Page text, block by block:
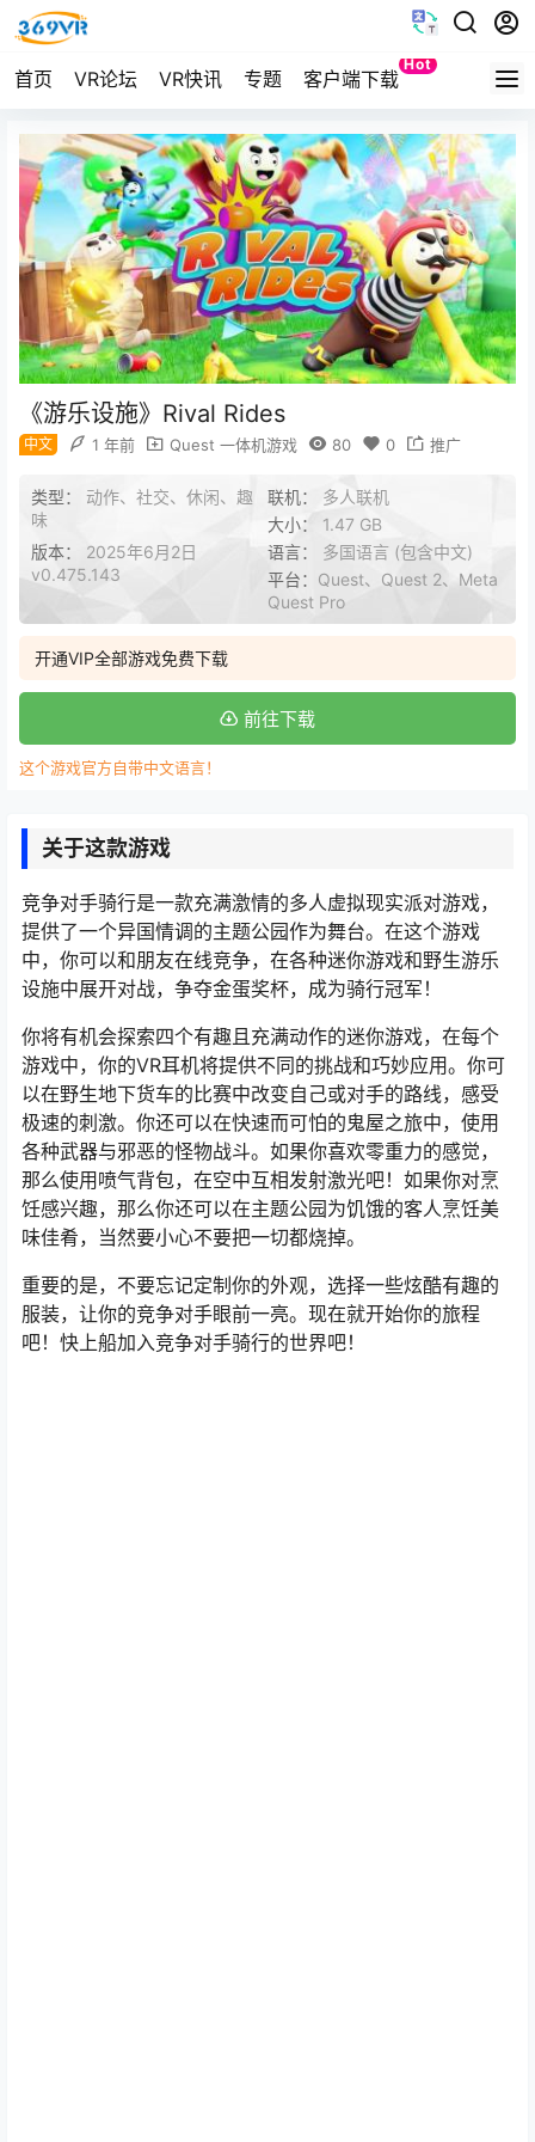
首页 VR论坛 VR快讯 专题 客户端下载
Hot
Quest
《游乐设施》Rival Rides
中文 1 年前 Quest 一体机游戏 80 0 推广
类型： 动作、社交、休闲、趣
味
联机： 多人联机
大小： 1.47 GB
版本： 2025年6月2日
v0.475.143
语言： 多国语言 (包含中文)
平台： Quest、Quest 2、Meta
Quest Pro
开通VIP全部游戏免费下载
前往下载
这个游戏官方自带中文语言！
关于这款游戏
竞争对手骑行是一款充满激情的多人虚拟现实派对游戏，
提供了一个异国情调的主题公园作为舞台。在这个游戏
中，你可以和朋友在线竞争，在各种迷你游戏和野生游乐
设施中展开对战，争夺金蛋奖杯，成为骑行冠军！
你将有机会探索四个有趣且充满动作的迷你游戏，在每个
游戏中，你的VR耳机将提供不同的挑战和巧妙应用。你可
以在野生地下货车的比赛中改变自己或对手的路线，感受
极速的刺激。你还可以在快速而可怕的鬼屋之旅中，使用
各种武器与邪恶的怪物战斗。如果你喜欢零重力的感觉，
那么使用喷气背包，在空中互相发射激光吧！如果你对烹
饪感兴趣，那么你还可以在主题公园为饥饿的客人烹饪美
味佳肴，当然要小心不要把一切都烧掉。
重要的是，不要忘记定制你的外观，选择一些炫酷有趣的
服装，让你的竞争对手眼前一亮。现在就开始你的旅程
吧！快上船加入竞争对手骑行的世界吧！